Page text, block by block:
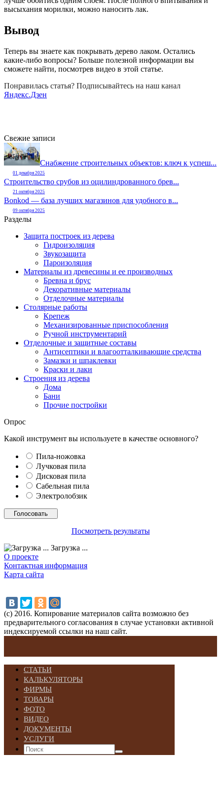
высыхания морилки, можно наносить лак.
Вывод
Теперь вы знаете как покрывать дерево лаком. Остались
какие-либо вопросы? Больше полезной информации вы
сможете найти, посмотрев видео в этой статье.
Понравилась статья? Подписывайтесь на наш канал
Яндекс.Дзен
Свежие записи
Снабжение строительных объектов: ключ к успеш...
01 декабря 2025
Строительство срубов из оцилиндрованного брев...
21 октября 2025
Bonkod — база лучших магазинов для удобного в...
09 октября 2025
Разделы
Защита построек из дерева
Гидроизоляция
Звукозащита
Пароизоляция
Материалы из древесины и ее производных
Бревна и брус
Декоративные материалы
Отделочные материалы
Столярные работы
Крепеж
Механизированные приспособления
Ручной инструментарий
Отделочные и защитные составы
Антисептики и влагоотталкивающие средства
Замазки и шпаклевки
Краски и лаки
Строения из дерева
Дома
Бани
Прочие постройки
Опрос
Какой инструмент вы используете в качестве основного?
Пила-ножовка
Лучковая пила
Дисковая пила
Сабельная пила
Электролобзик
Посмотреть результаты
Загрузка ...
О проекте
Контактная информация
Карта сайта
(с) 2016. Копирование материалов сайта возможно без
предварительного согласования в случае установки активной
индексируемой ссылки на наш сайт.
СТАТЬИ
КАЛЬКУЛЯТОРЫ
ФИРМЫ
ТОВАРЫ
ФОТО
ВИДЕО
ДОКУМЕНТЫ
УСЛУГИ